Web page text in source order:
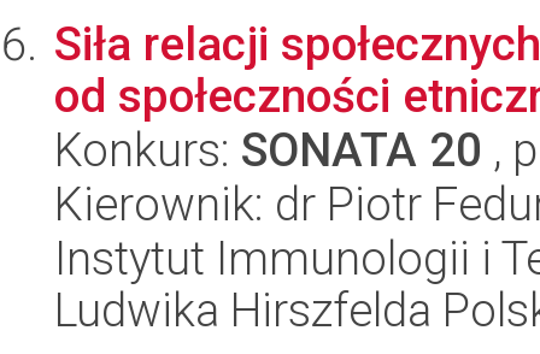
Siła relacji
od społeczności
Konkurs: SONATA 20 ,
Kierownik: dr Piotr
Instytut Immunologii i
Ludwika Hirszfelda